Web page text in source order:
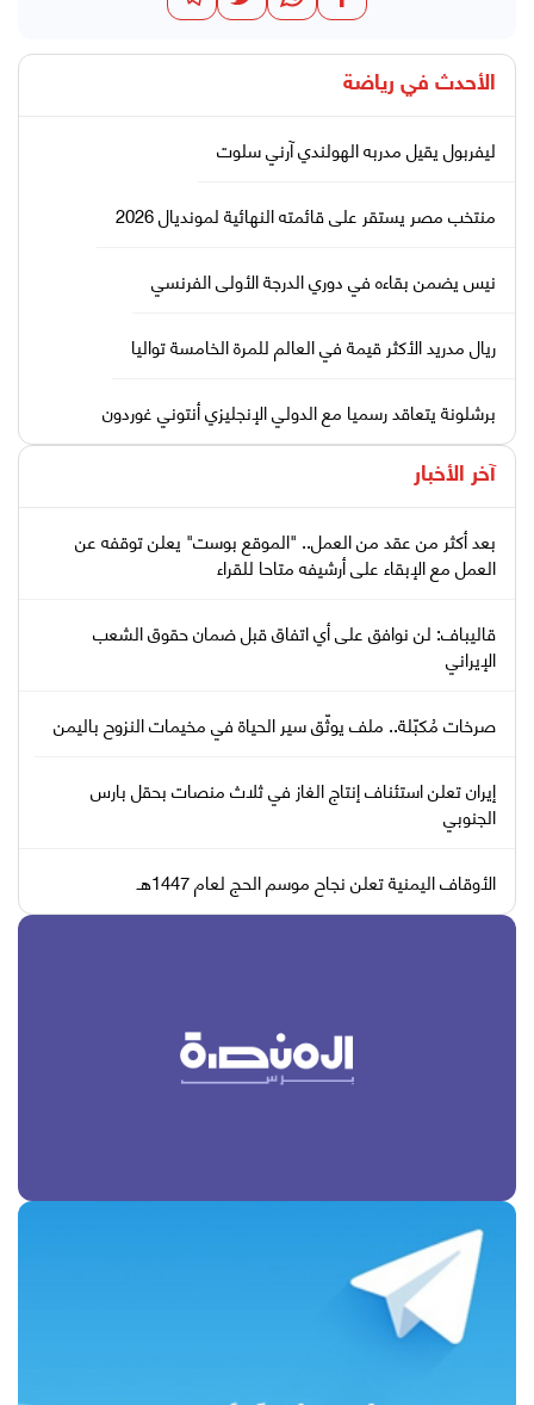
الأحدث في رياضة
ليفربول يقيل مدربه الهولندي آرني سلوت
منتخب مصر يستقر على قائمته النهائية لمونديال 2026
نيس يضمن بقاءه في دوري الدرجة الأولى الفرنسي
ريال مدريد الأكثر قيمة في العالم للمرة الخامسة تواليا
برشلونة يتعاقد رسميا مع الدولي الإنجليزي أنتوني غوردون
آخر الأخبار
بعد أكثر من عقد من العمل.. "الموقع بوست" يعلن توقفه عن
العمل مع الإبقاء على أرشيفه متاحا للقراء
قاليباف: لن نوافق على أي اتفاق قبل ضمان حقوق الشعب
الإيراني
صرخات مُكبّلة.. ملف يوثّق سير الحياة في مخيمات النزوح باليمن
إيران تعلن استئناف إنتاج الغاز في ثلاث منصات بحقل بارس
الجنوبي
الأوقاف اليمنية تعلن نجاح موسم الحج لعام 1447هـ